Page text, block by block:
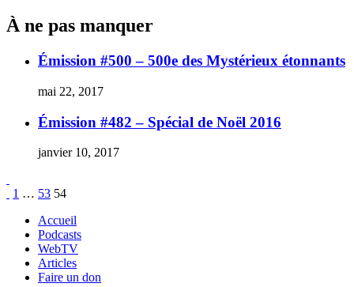
Kombat
vs
DC
Universe
À ne pas manquer
Émission #500 – 500e des Mystérieux étonnants
mai 22, 2017
Émission #482 – Spécial de Noël 2016
janvier 10, 2017
Pagination
des
publications
Page
1 … Page
53 Page
54
Accueil
Podcasts
WebTV
Articles
Faire un don